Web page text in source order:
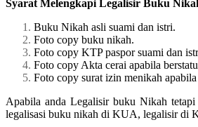
Syarat Melengkapi Legalisir Buku
Buku Nikah asli suami dan istri.
Foto copy buku nikah.
Foto copy KTP paspor suami dan
Foto copy Akta cerai apabila
Foto copy surat izin menikah
Apabila anda Legalisir buku Nikah tetapi
legalisasi buku nikah di KUA, legalisir di